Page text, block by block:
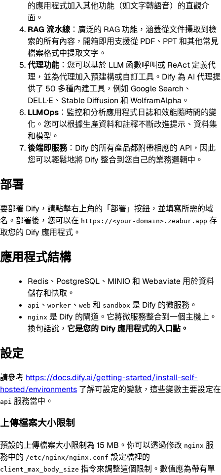
的應用程式加入其他功能（如文字轉語音）的直觀介
面。
RAG 流水線 ：廣泛的 RAG 功能，涵蓋從文件攝取到檢
索的所有內容，開箱即用支援從 PDF、PPT 和其他常見
檔案格式中提取文字。
代理功能 ：您可以基於 LLM 函數呼叫或 ReAct 定義代
理，並為代理加入預建構或自訂工具。Dify 為 AI 代理提
供了 50 多種內建工具，例如 Google Search、
DELL·E、Stable Diffusion 和 WolframAlpha。
LLMOps ：監控和分析應用程式日誌和效能隨時間的變
化。您可以根據生產資料和註釋不斷改進提示、資料集
和模型。
後端即服務：Dify 的所有產品都附帶相應的 API，因此
您可以輕鬆地將 Dify 整合到您自己的業務邏輯中。
部署
要部署 Dify，請點擊右上角的「部署」按鈕，並填寫所需的域
名。部署後，您可以在 https://<your-domain>.zeabur.app 存
取您的 Dify 應用程式。
應用程式結構
Redis、PostgreSQL、MINIO 和 Webaviate 用於資料
儲存和快取。
api 、 worker 、 web 和 sandbox 是 Dify 的微服務。
nginx 是 Dify 的閘道。它將微服務整合到一個主機上。
換句話說， 它是您的 Dify 應用程式的入口點。
設定
請參考 https://docs.dify.ai/getting-started/install-self-
hosted/environments 了解可設定的變數，這些變數主要設定在
api 服務當中。
上傳檔案大小限制
預設的上傳檔案大小限制為 15 MB。你可以透過修改 nginx 服
務中的 /etc/nginx/nginx.conf 設定檔裡的
client_max_body_size 指令來調整這個限制。數值應為帶有單